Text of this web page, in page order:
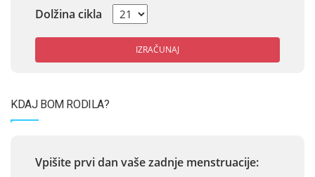
Dolžina cikla
IZRAČUNAJ
KDAJ BOM RODILA?
Vpišite prvi dan vaše zadnje menstruacije: